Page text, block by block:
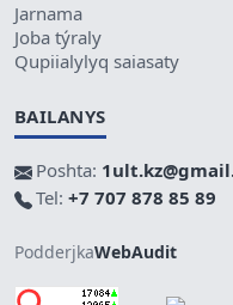
Jarnama
Joba týraly
Qupiialylyq saiasaty
BAILANYS
Poshta:
Tel: +7 707 878 85 89
PodderjkaWebAudit